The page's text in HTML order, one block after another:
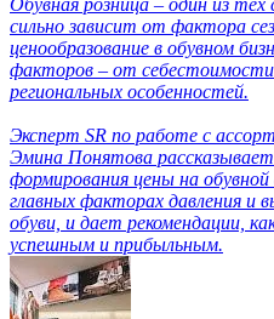
сильно зависит от фактора
ценообразование в обувном
факторов – от себестоимости
региональных особенностей.
Эксперт SR по работе с
Эмина Понятова
формирования цены на
главных факторах давления и
обуви, и дает рекомендации,
успешным и прибыльным.